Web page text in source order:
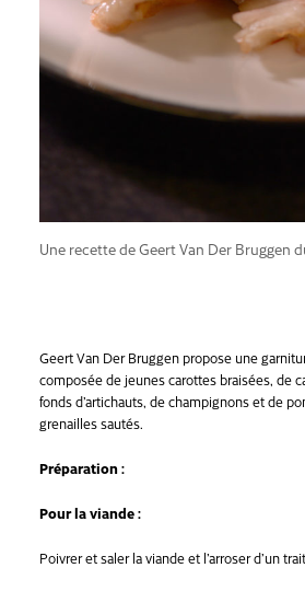
Une recette de Geert Van Der Bruggen
Geert Van Der Bruggen propose une
composée de jeunes carottes braisées, de
fonds d’artichauts, de champignons et de
grenailles sautés.
Préparation :
Pour la viande :
Poivrer et saler la viande et l’arroser d’un